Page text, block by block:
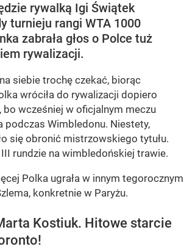
rywalką Igi Świątek
turnieju rangi WTA 1000
zabrała głos o Polce tuż
rywalizacji.
siebie trochę czekać, biorąc
wróciła do rywalizacji dopiero
bo wcześniej w oficjalnym meczu
podczas Wimbledonu. Niestety,
się obronić mistrzowskiego tytułu.
rundzie na wimbledońskiej trawie.
Polka ugrała w innym tegorocznym
konkretnie w Paryżu.
Kostiuk. Hitowe starcie